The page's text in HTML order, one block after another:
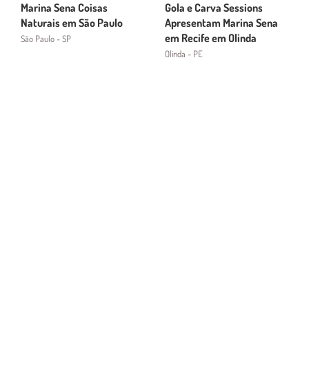
Marina Sena Coisas
Naturais em São Paulo
São Paulo - SP
Gola e Carva Sessions
Apresentam Marina Sena
em Recife em Olinda
Olinda - PE